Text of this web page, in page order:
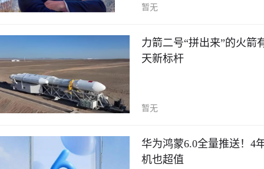
暂无
力箭二号“拼出来”的火箭
天新标杆
暂无
华为鸿蒙6.0全量推送！4
机也超值